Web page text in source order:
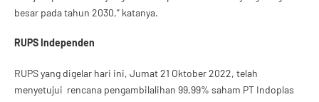
besar pada tahun 2030,” katanya.
RUPS Independen
RUPS yang digelar hari ini, Jumat 21 Oktober 2022, telah
menyetujui rencana pengambilalihan 99,99% saham PT Indoplas